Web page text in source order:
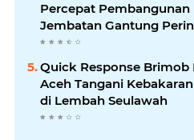
Percepat Pembangunan
Jembatan Gantung
Kuta Ujung Aceh
Quick Response Brimob
Aceh Tangani
di Lembah Seulawah